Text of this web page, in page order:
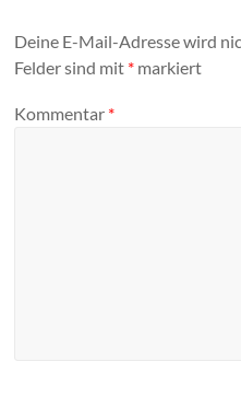
Deine E-Mail-Adresse wird
Felder sind mit * markiert
Kommentar *